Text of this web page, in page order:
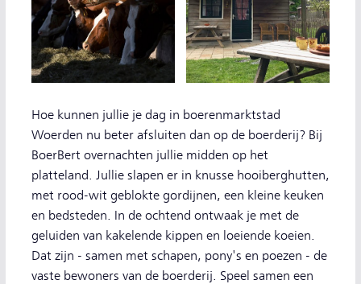
Hoe kunnen jullie je dag in boerenmarktstad
Woerden nu beter afsluiten dan op de boerderij? Bij
BoerBert overnachten jullie midden op het
platteland. Jullie slapen er in knusse hooiberghutten,
met rood-wit geblokte gordijnen, een kleine keuken
en bedsteden. In de ochtend ontwaak je met de
geluiden van kakelende kippen en loeiende koeien.
Dat zijn - samen met schapen, pony's en poezen - de
vaste bewoners van de boerderij. Speel samen een